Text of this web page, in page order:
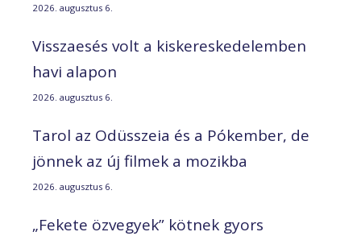
2026. augusztus 6.
Visszaesés volt a kiskereskedelemben
havi alapon
2026. augusztus 6.
Tarol az Odüsszeia és a Pókember, de
jönnek az új filmek a mozikba
2026. augusztus 6.
„Fekete özvegyek” kötnek gyors